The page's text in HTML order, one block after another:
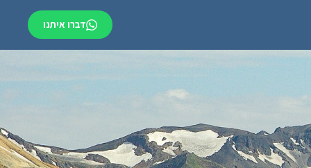
דברו איתנו